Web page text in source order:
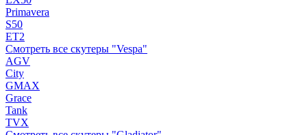
Primavera
S50
ET2
Смотреть все скутеры "Vespa"
AGV
City
GMAX
Grace
Tank
TVX